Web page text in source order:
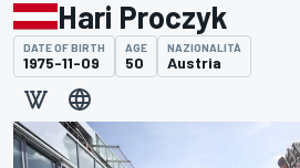
Hari Proczyk
DATE OF BIRTH
1975-11-09
AGE
50
NAZIONALITÀ
Austria